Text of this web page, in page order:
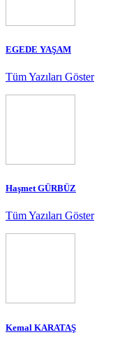
EGEDE YAŞAM
Tüm Yazıları Göster
Haşmet GÜRBÜZ
Tüm Yazıları Göster
Kemal KARATAŞ